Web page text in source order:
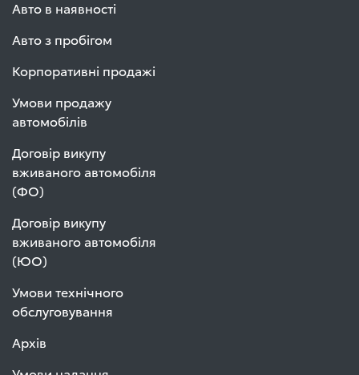
Авто в наявності
Авто з пробігом
Корпоративні продажі
Умови продажу
автомобілів
Договір викупу
вживаного автомобіля
(ФО)
Договір викупу
вживаного автомобіля
(ЮО)
Умови технічного
обслуговування
Архів